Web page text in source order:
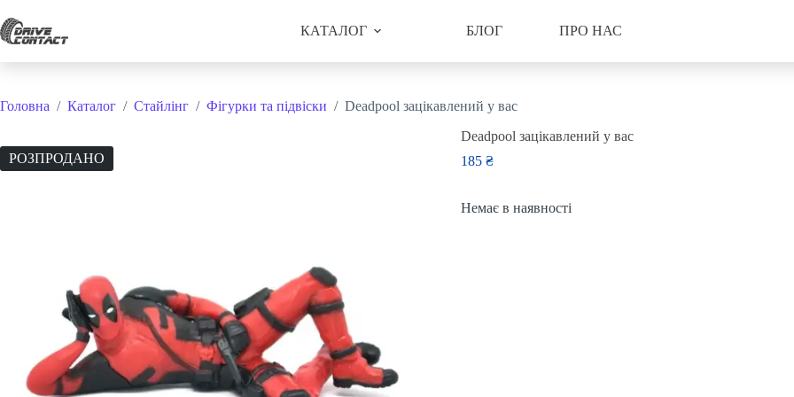
до
вмісту
КАТАЛОГ БЛОГ ПРО НАС
Головна / Каталог / Стайлінг / Фігурки та підвіски / Deadpool зацікавлений у вас
РОЗПРОДАНО
Deadpool зацікавлений у вас
185 ₴
Немає в наявності